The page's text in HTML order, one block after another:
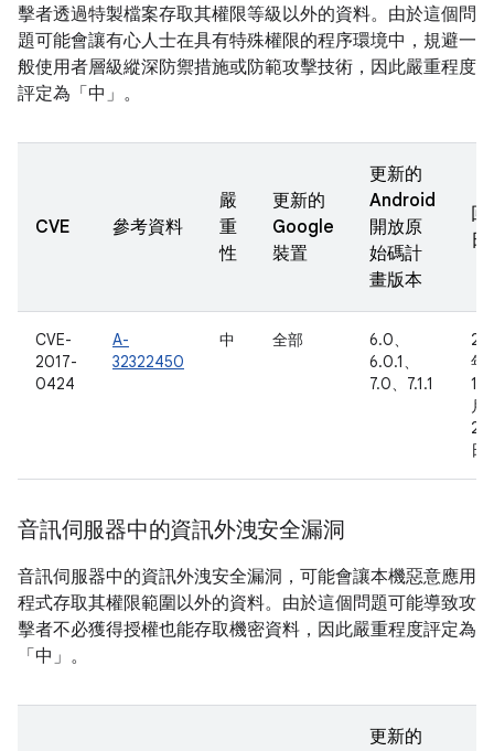
擊者透過特製檔案存取其權限等級以外的資料。由於這個問
題可能會讓有心人士在具有特殊權限的程序環境中，規避一
般使用者層級縱深防禦措施或防範攻擊技術，因此嚴重程度
評定為「中」。
CVE 參考資料
嚴
重
性
更新的
Google
裝置
更新的
Android
開放原
始碼計
畫版本
回
日
CVE-
2017-
0424
A-
32322450
中 全部
6.0、
6.0.1、
7.0、7.1.1
年
10
月
20
日
音訊伺服器中的資訊外洩安全漏洞
音訊伺服器中的資訊外洩安全漏洞，可能會讓本機惡意應用
程式存取其權限範圍以外的資料。由於這個問題可能導致攻
擊者不必獲得授權也能存取機密資料，因此嚴重程度評定為
「中」。
更新的